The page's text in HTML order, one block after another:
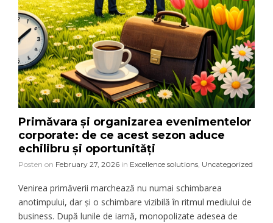
Primăvara și organizarea evenimentelor
corporate: de ce acest sezon aduce
echilibru și oportunități
Posten on February 27, 2026 in Excellence solutions, Uncategorized
Venirea primăverii marchează nu numai schimbarea
anotimpului, dar și o schimbare vizibilă în ritmul mediului de
business. După lunile de iarnă, monopolizate adesea de